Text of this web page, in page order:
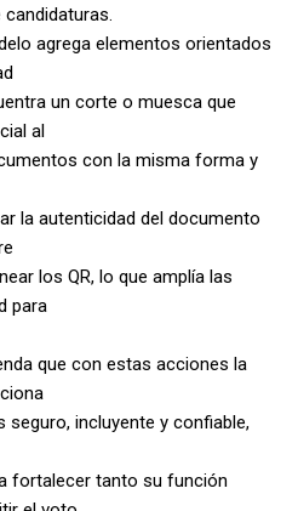
agrega elementos orientados
un corte o muesca que
al
con la misma forma y
la autenticidad del documento
los QR, lo que amplía las
para
que con estas acciones la
incluyente y confiable,
fortalecer tanto su función